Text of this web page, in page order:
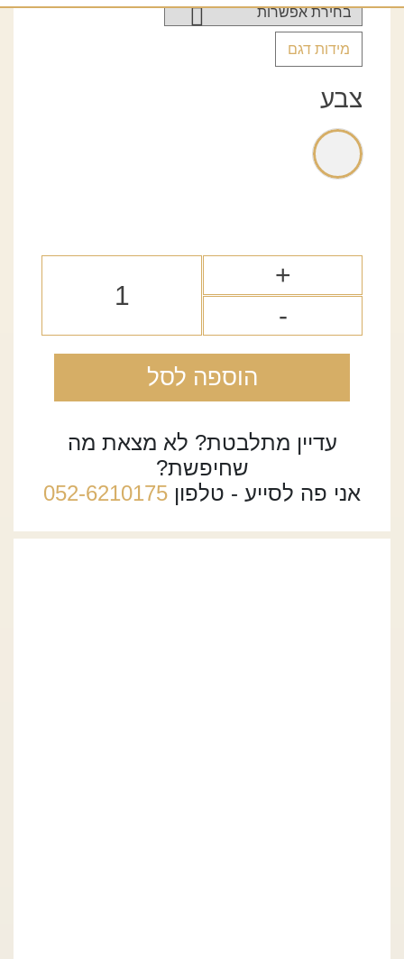
מידות דגם
צבע
הוספה לסל
עדיין מתלבטת? לא מצאת מה
שחיפשת?
אני פה לסייע - טלפון 052-6210175